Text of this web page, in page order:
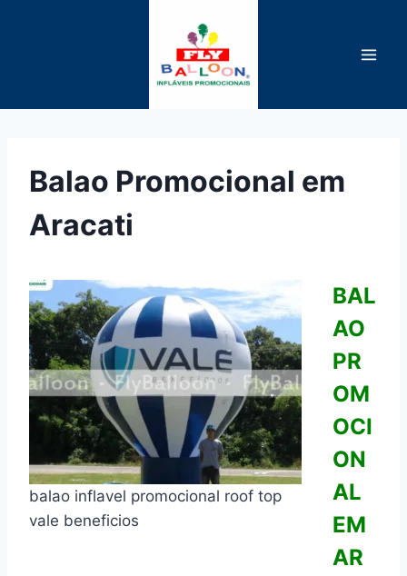
Balao Promocional em
Aracati
balao inflavel promocional roof top
vale beneficios
BAL
AO
PR
OM
OCI
ON
AL
EM
AR